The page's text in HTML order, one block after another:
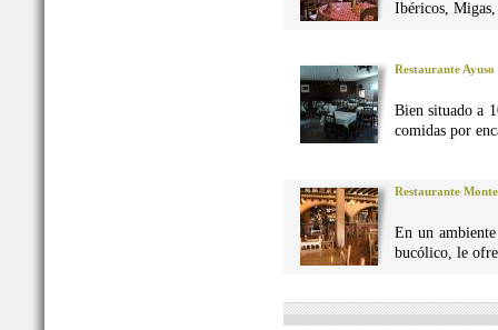
Ibéricos, Migas,
Restaurante Ayuso
Bien situado a
comidas por
Restaurante
En un
bucólico, le